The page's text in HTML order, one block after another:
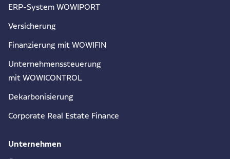
ERP-System WOWIPORT
Versicherung
Finanzierung mit WOWIFIN
Unternehmenssteuerung
mit WOWICONTROL
Dekarbonisierung
Corporate Real Estate Finance
Unternehmen